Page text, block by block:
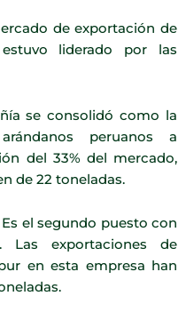
de exportación de
liderado por las
se consolidó como la
peruanos a
del 33% del mercado,
de 22 toneladas.
el segundo puesto con
Las exportaciones de
en esta empresa han